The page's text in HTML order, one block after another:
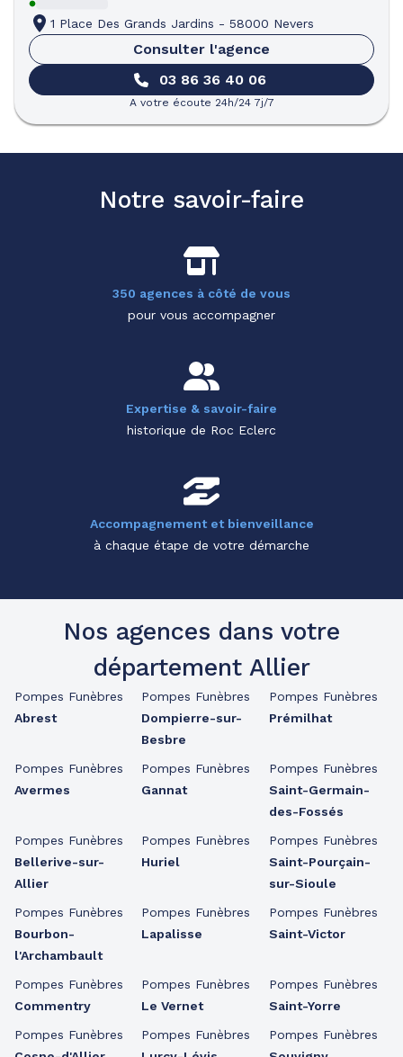
1 Place Des Grands Jardins - 58000 Nevers
Consulter l'agence
03 86 36 40 06
A votre écoute 24h/24 7j/7
Notre savoir-faire
350 agences à côté de vous
pour vous accompagner
Expertise & savoir-faire
historique de Roc Eclerc
Accompagnement et bienveillance
à chaque étape de votre démarche
Nos agences dans votre
département Allier
Pompes Funèbres
Abrest
Pompes Funèbres
Avermes
Pompes Funèbres
Bellerive-sur-
Allier
Pompes Funèbres
Bourbon-
l'Archambault
Pompes Funèbres
Commentry
Pompes Funèbres
Pompes Funèbres
Dompierre-sur-
Besbre
Pompes Funèbres
Gannat
Pompes Funèbres
Huriel
Pompes Funèbres
Lapalisse
Pompes Funèbres
Le Vernet
Pompes Funèbres
Pompes Funèbres
Prémilhat
Pompes Funèbres
Saint-Germain-
des-Fossés
Pompes Funèbres
Saint-Pourçain-
sur-Sioule
Pompes Funèbres
Saint-Victor
Pompes Funèbres
Saint-Yorre
Pompes Funèbres